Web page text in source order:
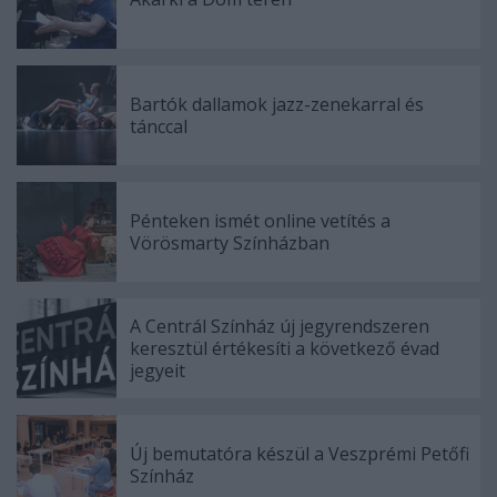
Bartók dallamok jazz-zenekarral és
tánccal
Pénteken ismét online vetítés a
Vörösmarty Színházban
A Centrál Színház új jegyrendszeren
keresztül értékesíti a következő évad
jegyeit
Új bemutatóra készül a Veszprémi Petőfi
Színház